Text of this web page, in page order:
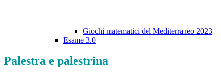
Giochi matematici del Mediterraneo 2023
Esame 3.0
Palestra e palestrina